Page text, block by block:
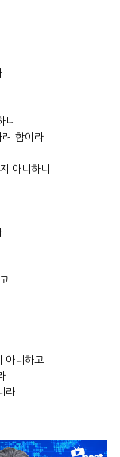
니
함이라
아니하니
아니하고
라